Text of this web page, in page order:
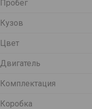
Пробег
Кузов
Цвет
Двигатель
Комплектация
Коробка